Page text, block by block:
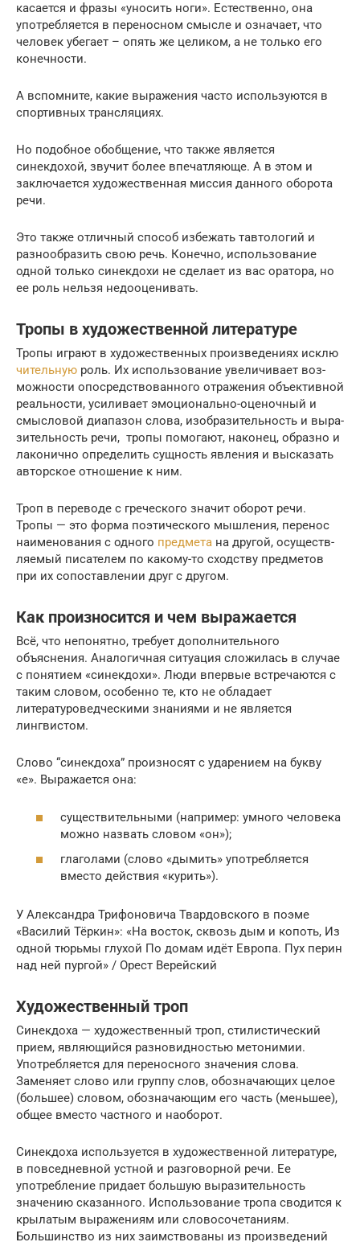
касается и фразы «уносить ноги». Естественно, она
употребляется в переносном смысле и означает, что
человек убегает – опять же целиком, а не только его
конечности.
А вспомните, какие выражения часто используются в
спортивных трансляциях.
Но подобное обобщение, что также является
синекдохой, звучит более впечатляюще. А в этом и
заключается художественная миссия данного оборота
речи.
Это также отличный способ избежать тавтологий и
разнообразить свою речь. Конечно, использование
одной только синекдохи не сделает из вас оратора, но
ее роль нельзя недооценивать.
Тропы в художественной литературе
Тропы игра­ют в худо­же­ствен­ных про­из­ве­де­ни­ях исклю­
чи­тель­ную роль. Их исполь­зо­ва­ние уве­ли­чи­ва­ет воз­
мож­но­сти опо­сред­ство­ван­но­го отра­же­ния объ­ек­тив­ной
реаль­но­сти, уси­ли­ва­ет эмоционально-оценочный и
смыс­ло­вой диа­па­зон сло­ва, изоб­ра­зи­тель­ность и выра­
зи­тель­ность речи, тро­пы помо­га­ют, нако­нец, образ­но и
лако­нич­но опре­де­лить сущ­ность явле­ния и выска­зать
автор­ское отно­ше­ние к ним.
Троп в пере­во­де с гре­че­ско­го зна­чит обо­рот речи.
Тропы — это фор­ма поэ­ти­че­ско­го мыш­ле­ния, пере­нос
наиме­но­ва­ния с одно­го пред­ме­та на дру­гой, осу­ществ­
ля­е­мый писа­те­лем по какому-то сход­ству пред­ме­тов
при их сопо­став­ле­нии друг с другом.
Как произносится и чем выражается
Всё, что непонятно, требует дополнительного
объяснения. Аналогичная ситуация сложилась в случае
с понятием «синекдохи». Люди впервые встречаются с
таким словом, особенно те, кто не обладает
литературоведческими знаниями и не является
лингвистом.
Слово “синекдоха” произносят с ударением на букву
«е». Выражается она:
существительными (например: умного человека
можно назвать словом «он»);
глаголами (слово «дымить» употребляется
вместо действия «курить»).
У Александра Трифоновича Твардовского в поэме
«Василий Тёркин»: «На восток, сквозь дым и копоть, Из
одной тюрьмы глухой По домам идёт Европа. Пух перин
над ней пургой» / Орест Верейский
Художественный троп
Синекдоха — художественный троп, стилистический
прием, являющийся разновидностью метонимии.
Употребляется для переносного значения слова.
Заменяет слово или группу слов, обозначающих целое
(большее) словом, обозначающим его часть (меньшее),
общее вместо частного и наоборот.
Синекдоха используется в художественной литературе,
в повседневной устной и разговорной речи. Ее
употребление придает большую выразительность
значению сказанного. Использование тропа сводится к
крылатым выражениям или словосочетаниям.
Большинство из них заимствованы из произведений